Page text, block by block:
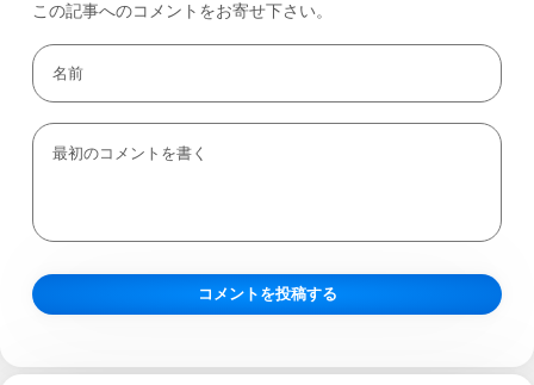
この記事へのコメントをお寄せ下さい。